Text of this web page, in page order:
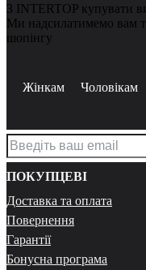
З INTERTOP купувати
Ми надсилатимемо вам
шопінгу
Жінкам Чоловікам
ПОКУПЦЕВІ
Доставка та оплата
Повернення
Гарантії
Бонусна програма